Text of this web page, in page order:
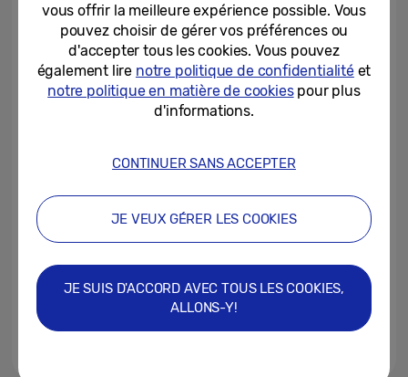
04/11/2024
Samsung présente la nouvelle
série Galaxy Tab S10
26/09/2024
Samsung lance le Galaxy S24
FE
26/09/2024
Samsung One UI 6.1.1 étend les
dernières fonctionnalités Galaxy
AI à davantage d’utilisateurs à...
10/09/2024
vous offrir la meilleure expérience possible. Vous
pouvez choisir de gérer vos préférences ou
d'accepter tous les cookies. Vous pouvez
également lire notre politique de confidentialitéet
notre politique en matière de cookiespour plus
d'informations.
CONTINUER SANS ACCEPTER
JE VEUX GÉRER LES COOKIES
JE SUIS D'ACCORD AVEC TOUS LES COOKIES,
ALLONS-Y!